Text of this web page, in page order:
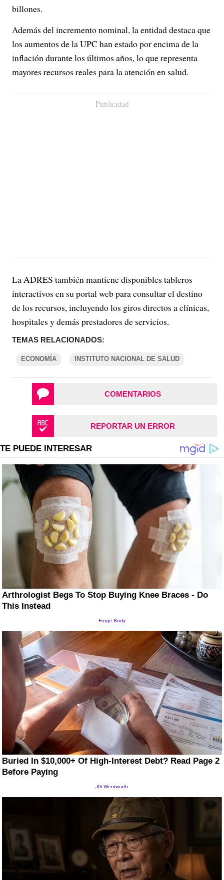
billones.
Además del incremento nominal, la entidad destaca que
los aumentos de la UPC han estado por encima de la
inflación durante los últimos años, lo que representa
mayores recursos reales para la atención en salud.
Publicidad
La ADRES también mantiene disponibles tableros
interactivos en su portal web para consultar el destino
de los recursos, incluyendo los giros directos a clínicas,
hospitales y demás prestadores de servicios.
TEMAS RELACIONADOS:
ECONOMÍA INSTITUTO NACIONAL DE SALUD
COMENTARIOS
REPORTAR UN ERROR